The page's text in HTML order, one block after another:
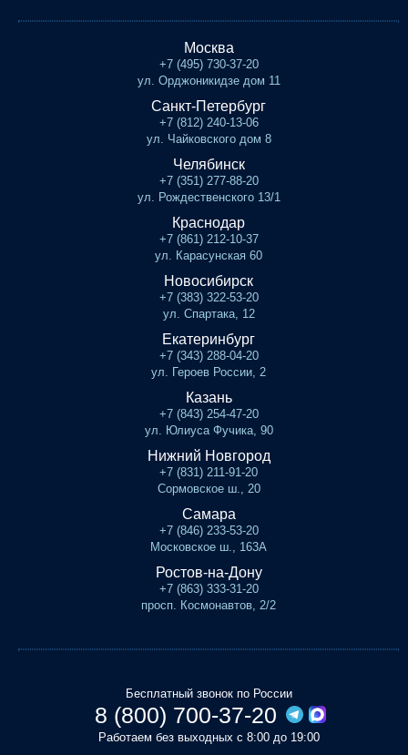
Москва
+7 (495) 730-37-20
ул. Орджоникидзе дом 11
Санкт-Петербург
+7 (812) 240-13-06
ул. Чайковского дом 8
Челябинск
+7 (351) 277-88-20
ул. Рождественского 13/1
Краснодар
+7 (861) 212-10-37
ул. Карасунская 60
Новосибирск
+7 (383) 322-53-20
ул. Спартака, 12
Екатеринбург
+7 (343) 288-04-20
ул. Героев России, 2
Казань
+7 (843) 254-47-20
ул. Юлиуса Фучика, 90
Нижний Новгород
+7 (831) 211-91-20
Сормовское ш., 20
Самара
+7 (846) 233-53-20
Московское ш., 163А
Ростов-на-Дону
+7 (863) 333-31-20
просп. Космонавтов, 2/2
Бесплатный звонок по России
8 (800) 700-37-20
Работаем без выходных с 8:00 до 19:00